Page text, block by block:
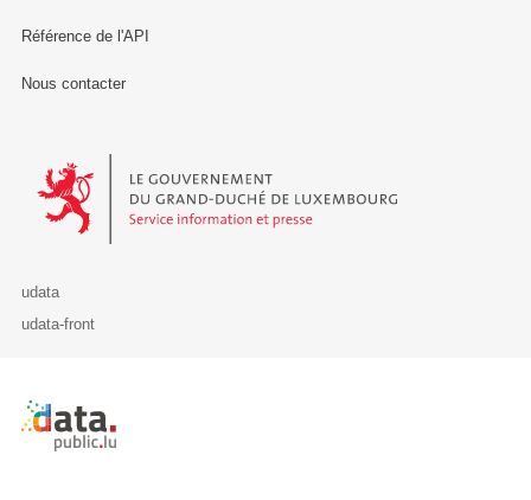
Référence de l'API
Nous contacter
Le Gouvernement du Grand-Duché de Luxembourg - Service
udata
udata-front
Retour à l'accueil de data.public.lu